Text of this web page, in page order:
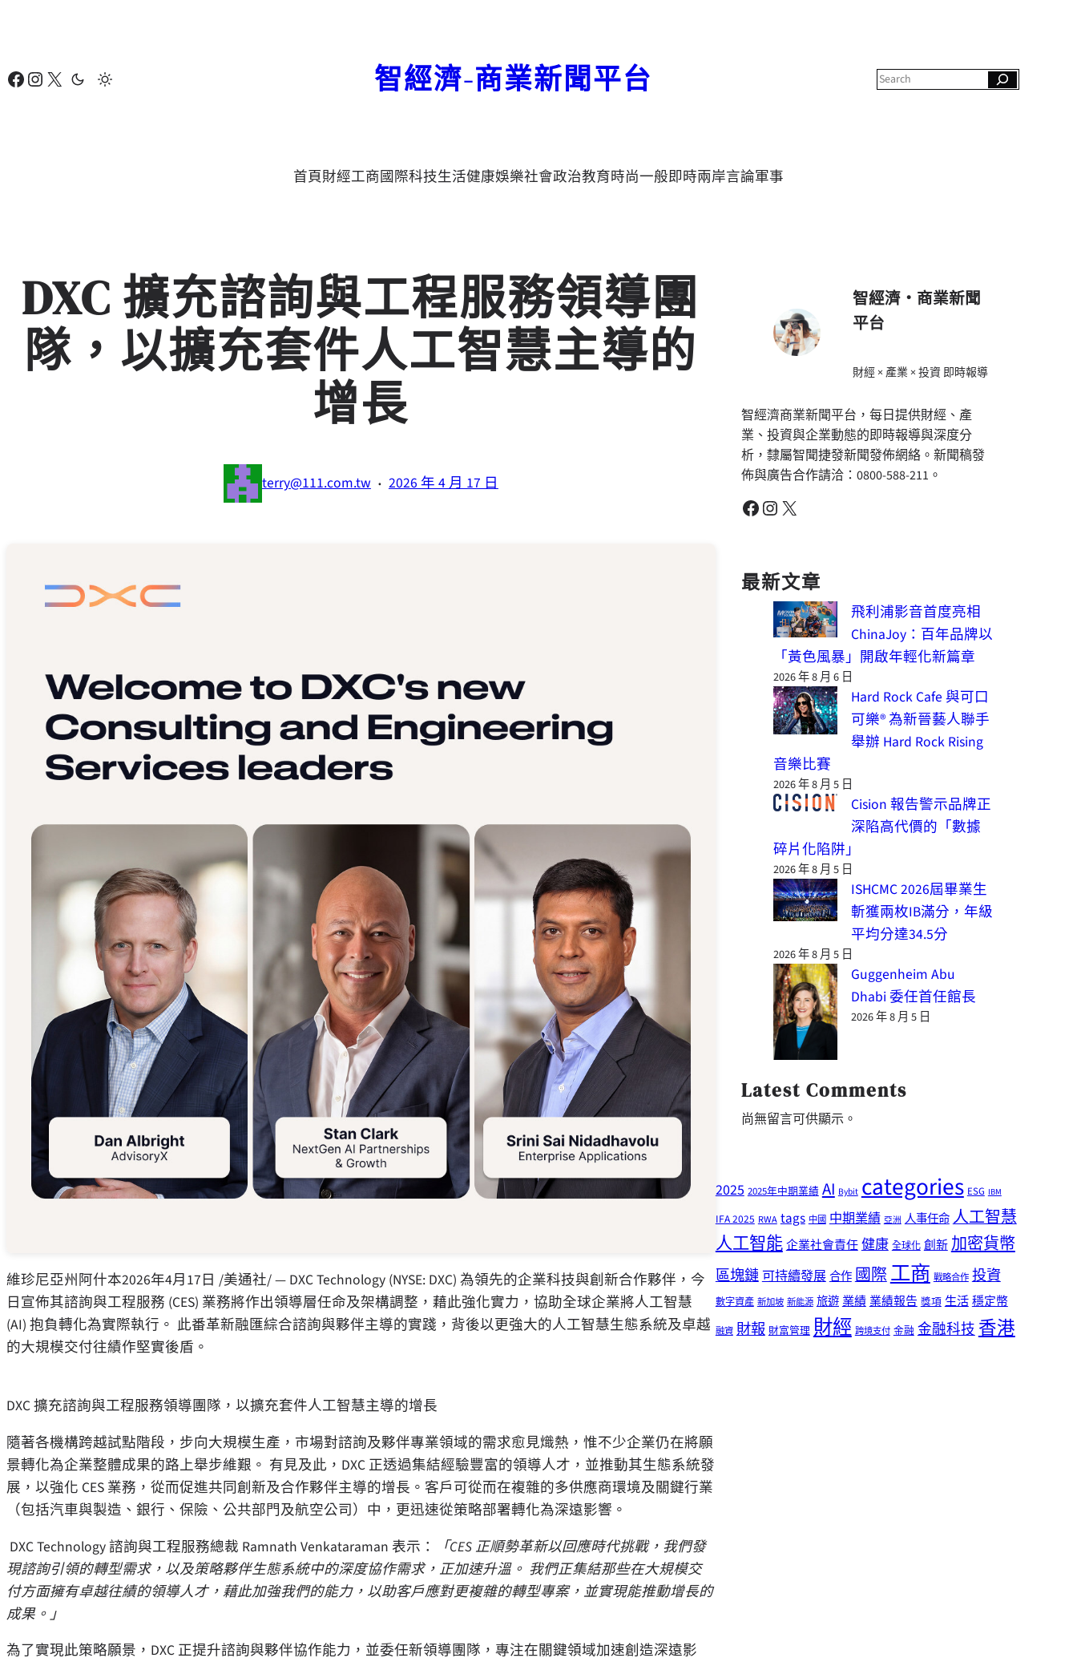
要
Facebook Instagram X 智經濟-商業新聞平台
c
首頁財經工商國際科技生活健康娛樂社會政治教育時尚一般即時兩岸言論軍事
DXC 擴充諮詢與工程服務領導團
隊，以擴充套件人工智慧主導的
增長
terry@111.com.tw · 2026 年 4 月 17 日
維珍尼亞州阿什本2026年4月17日 /美通社/ — DXC Technology (NYSE: DXC) 為領先的企業科技與創新合作夥伴，今
日宣佈其諮詢與工程服務 (CES) 業務將作出領導層任命及架構調整，藉此強化實力，協助全球企業將人工智慧
(AI) 抱負轉化為實際執行。 此番革新融匯綜合諮詢與夥伴主導的實踐，背後以更強大的人工智慧生態系統及卓越
的大規模交付往績作堅實後盾。
DXC 擴充諮詢與工程服務領導團隊，以擴充套件人工智慧主導的增長
隨著各機構跨越試點階段，步向大規模生產，市場對諮詢及夥伴專業領域的需求愈見熾熱，惟不少企業仍在將願
景轉化為企業整體成果的路上舉步維艱。 有見及此，DXC 正透過集結經驗豐富的領導人才，並推動其生態系統發
展，以強化 CES 業務，從而促進共同創新及合作夥伴主導的增長。客戶可從而在複雜的多供應商環境及關鍵行業
（包括汽車與製造、銀行、保險、公共部門及航空公司）中，更迅速從策略部署轉化為深遠影響。
DXC Technology 諮詢與工程服務總裁 Ramnath Venkataraman 表示：
「CES 正順勢革新以回應時代挑戰，我們發
現諮詢引領的轉型需求，以及策略夥伴生態系統中的深度協作需求，正加速升溫。 我們正集結那些在大規模交
付方面擁有卓越往績的領導人才，藉此加強我們的能力，以助客戶應對更複雜的轉型專案，並實現能推動增長的
成果。」
為了實現此策略願景，DXC 正提升諮詢與夥伴協作能力，並委任新領導團隊，專注在關鍵領域加速創造深遠影
智經濟・商業新聞
平台
財經 × 產業 × 投資 即時報導
智經濟商業新聞平台，每日提供財經、產
業、投資與企業動態的即時報導與深度分
析，隸屬智聞捷發新聞發佈網絡。新聞稿發
佈與廣告合作請洽：0800-588-211。
Facebook Instagram X
最新文章
飛利浦影音首度亮相
ChinaJoy：百年品牌以
「黃色風暴」開啟年輕化新篇章
2026 年 8 月 6 日
Hard Rock Cafe 與可口
可樂® 為新晉藝人聯手
舉辦 Hard Rock Rising
音樂比賽
2026 年 8 月 5 日
Cision 報告警示品牌正
深陷高代價的「數據
碎片化陷阱」
2026 年 8 月 5 日
ISHCMC 2026屆畢業生
斬獲兩枚IB滿分，年級
平均分達34.5分
2026 年 8 月 5 日
Guggenheim Abu
Dhabi 委任首任館長
2026 年 8 月 5 日
Latest Comments
尚無留言可供顯示。
2025 2025年中期業績 AI Bybit categories ESG IBM
IFA 2025 RWA tags 中國 中期業績 亞洲 人事任命人工智慧
人工智能企業社會責任健康 全球化 創新 加密貨幣
區塊鏈可持續發展合作國際工商 戰略合作 投資
數字資產 新加坡 新能源 旅遊業績業績報告 獎項 生活穩定幣
融資 財報 財富管理 財經 跨境支付 金融 金融科技香港